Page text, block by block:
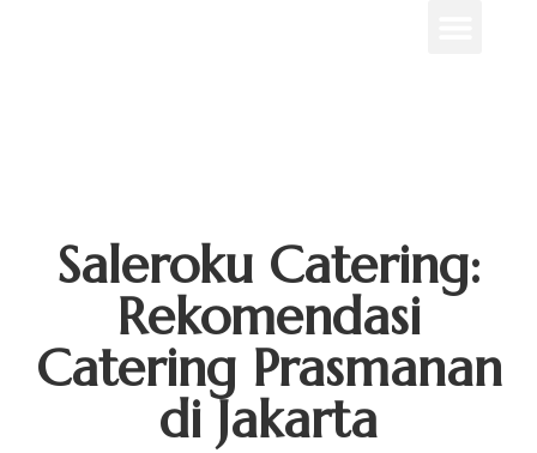
Saleroku Catering:
Rekomendasi
Catering Prasmanan
di Jakarta